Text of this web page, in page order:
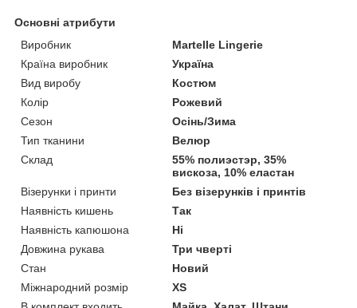
Основні атрибути
Виробник
Martelle Lingerie
Країна виробник
Україна
Вид виробу
Костюм
Колір
Рожевий
Сезон
Осінь/Зима
Тип тканини
Велюр
Склад
55% полиэстэр, 35%
вискоза, 10% еластан
Візерунки і принти
Без візерунків і принтів
Наявність кишень
Так
Наявність капюшона
Ні
Довжина рукава
Три чверті
Стан
Новий
Міжнародний розмір
XS